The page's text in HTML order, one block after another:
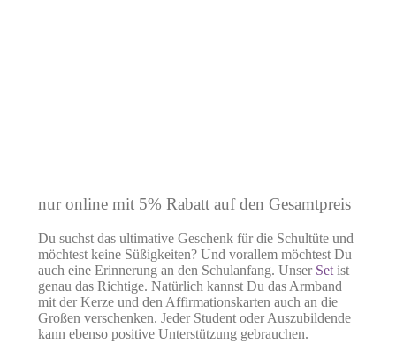
nur online mit 5% Rabatt auf den Gesamtpreis
Du suchst das ultimative Geschenk für die Schultüte und
möchtest keine Süßigkeiten? Und vorallem möchtest Du
auch eine Erinnerung an den Schulanfang. Unser Setist
genau das Richtige. Natürlich kannst Du das Armband
mit der Kerze und den Affirmationskarten auch an die
Großen verschenken. Jeder Student oder Auszubildende
kann ebenso positive Unterstützung gebrauchen.